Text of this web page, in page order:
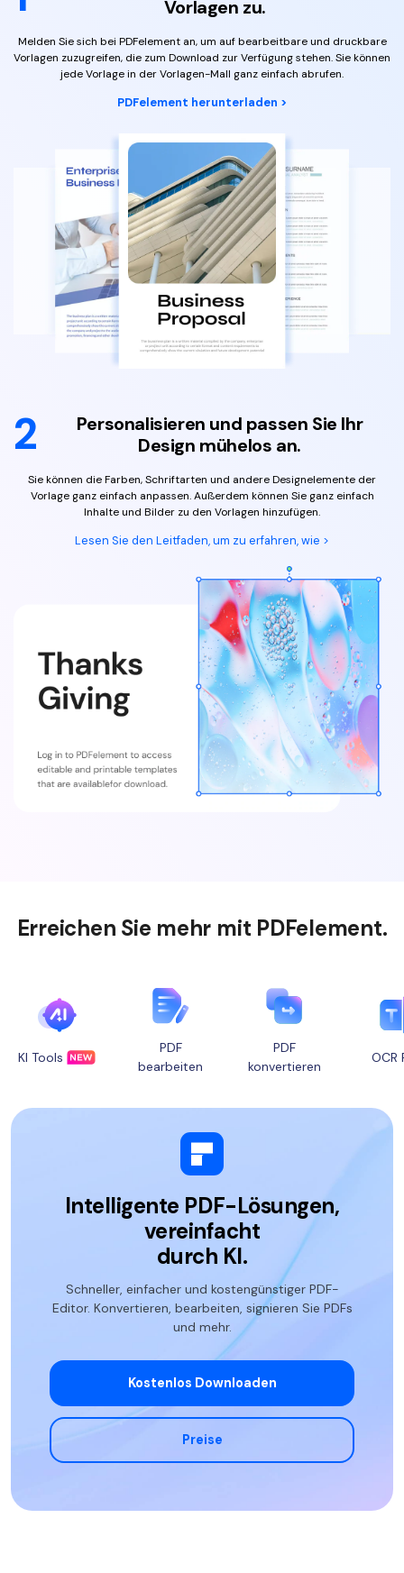
Vorlagen zu.
Melden Sie sich bei PDFelement an, um auf bearbeitbare und druckbare
Vorlagen zuzugreifen, die zum Download zur Verfügung stehen. Sie können
jede Vorlagein der Vorlagen-Mall ganz einfach abrufen.
PDFelement herunterladen >
2 Personalisieren und passen Sie Ihr
Design mühelos an.
Sie können die Farben, Schriftarten und andere Designelemente der
Vorlage ganz einfach anpassen. Außerdem können Sie ganz einfach
Inhalte und Bilder zu den Vorlagen hinzufügen.
Lesen Sie den Leitfaden, um zu erfahren, wie >
Erreichen Sie mehr mit PDFelement.
KI Tools
PDF
bearbeiten
PDF
konvertieren
OCR
Intelligente PDF-Lösungen,
vereinfacht
durch KI.
Schneller, einfacher und kostengünstiger PDF-
Editor. Konvertieren, bearbeiten, signieren Sie PDFs
und mehr.
Kostenlos Downloaden
Preise